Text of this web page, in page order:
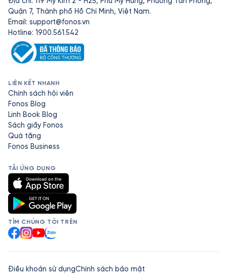
Quận 7, Thành phố Hồ Chí Minh, Việt Nam.
Email: support@fonos.vn
Hotline: 1900.561.542
LIÊN KẾT NHANH
Chính sách hội viên
Fonos Blog
Linh Book Blog
Sách giấy Fonos
Quà tặng
Fonos Business
TẢI ỨNG DỤNG
TÌM CHÚNG TÔI TRÊN
Facebook
Instagram
YouTube
Zalo
Điều khoản sử dụngChính sách bảo mật